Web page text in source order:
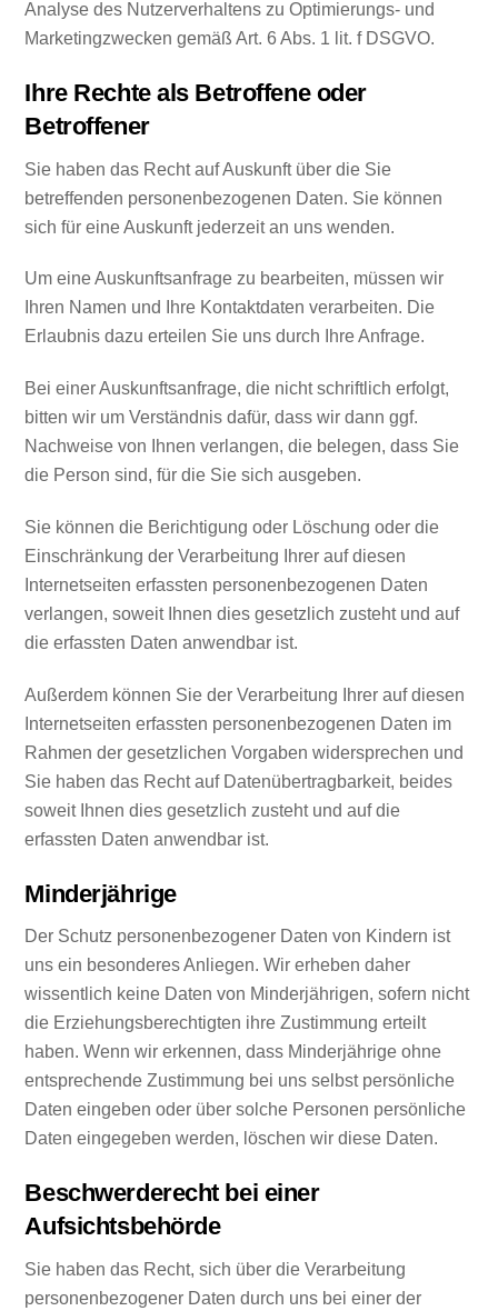
Analyse des Nutzerverhaltens zu Optimierungs- und
Marketingzwecken gemäß Art. 6 Abs. 1 lit. f DSGVO.
Ihre Rechte als Betroffene oder
Betroffener
Sie haben das Recht auf Auskunft über die Sie
betreffenden personenbezogenen Daten. Sie können
sich für eine Auskunft jederzeit an uns wenden.
Um eine Auskunftsanfrage zu bearbeiten, müssen wir
Ihren Namen und Ihre Kontaktdaten verarbeiten. Die
Erlaubnis dazu erteilen Sie uns durch Ihre Anfrage.
Bei einer Auskunftsanfrage, die nicht schriftlich erfolgt,
bitten wir um Verständnis dafür, dass wir dann ggf.
Nachweise von Ihnen verlangen, die belegen, dass Sie
die Person sind, für die Sie sich ausgeben.
Sie können die Berichtigung oder Löschung oder die
Einschränkung der Verarbeitung Ihrer auf diesen
Internetseiten erfassten personenbezogenen Daten
verlangen, soweit Ihnen dies gesetzlich zusteht und auf
die erfassten Daten anwendbar ist.
Außerdem können Sie der Verarbeitung Ihrer auf diesen
Internetseiten erfassten personenbezogenen Daten im
Rahmen der gesetzlichen Vorgaben widersprechen und
Sie haben das Recht auf Datenübertragbarkeit, beides
soweit Ihnen dies gesetzlich zusteht und auf die
erfassten Daten anwendbar ist.
Minderjährige
Der Schutz personenbezogener Daten von Kindern ist
uns ein besonderes Anliegen. Wir erheben daher
wissentlich keine Daten von Minderjährigen, sofern nicht
die Erziehungsberechtigten ihre Zustimmung erteilt
haben. Wenn wir erkennen, dass Minderjährige ohne
entsprechende Zustimmung bei uns selbst persönliche
Daten eingeben oder über solche Personen persönliche
Daten eingegeben werden, löschen wir diese Daten.
Beschwerderecht bei einer
Aufsichtsbehörde
Sie haben das Recht, sich über die Verarbeitung
personenbezogener Daten durch uns bei einer der